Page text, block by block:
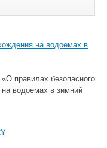
на водоемах в
правилах безопасного
водоемах в зимний